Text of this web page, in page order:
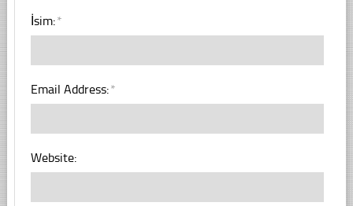
İsim:*
Email Address:*
Website: